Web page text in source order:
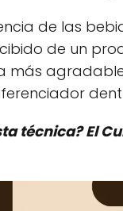
de las
de un
más
técnica? El